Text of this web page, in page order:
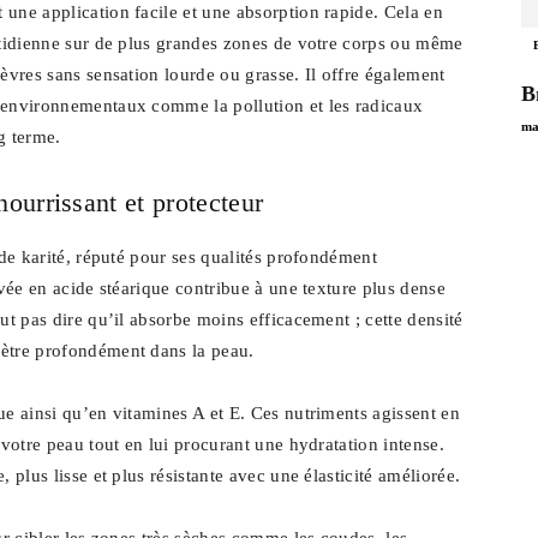
application facile et une absorption rapide. Cela en
sur de plus grandes zones de votre corps ou même
sans sensation lourde ou grasse. Il offre également
comme la pollution et les radicaux
terme.
et protecteur
karité, réputé pour ses qualités profondément
en acide stéarique contribue à une texture plus dense
pas dire qu’il absorbe moins efficacement ; cette densité
profondément dans la peau.
ainsi qu’en vitamines A et E. Ces nutriments agissent en
peau tout en lui procurant une hydratation intense.
plus lisse et plus résistante avec une élasticité améliorée.